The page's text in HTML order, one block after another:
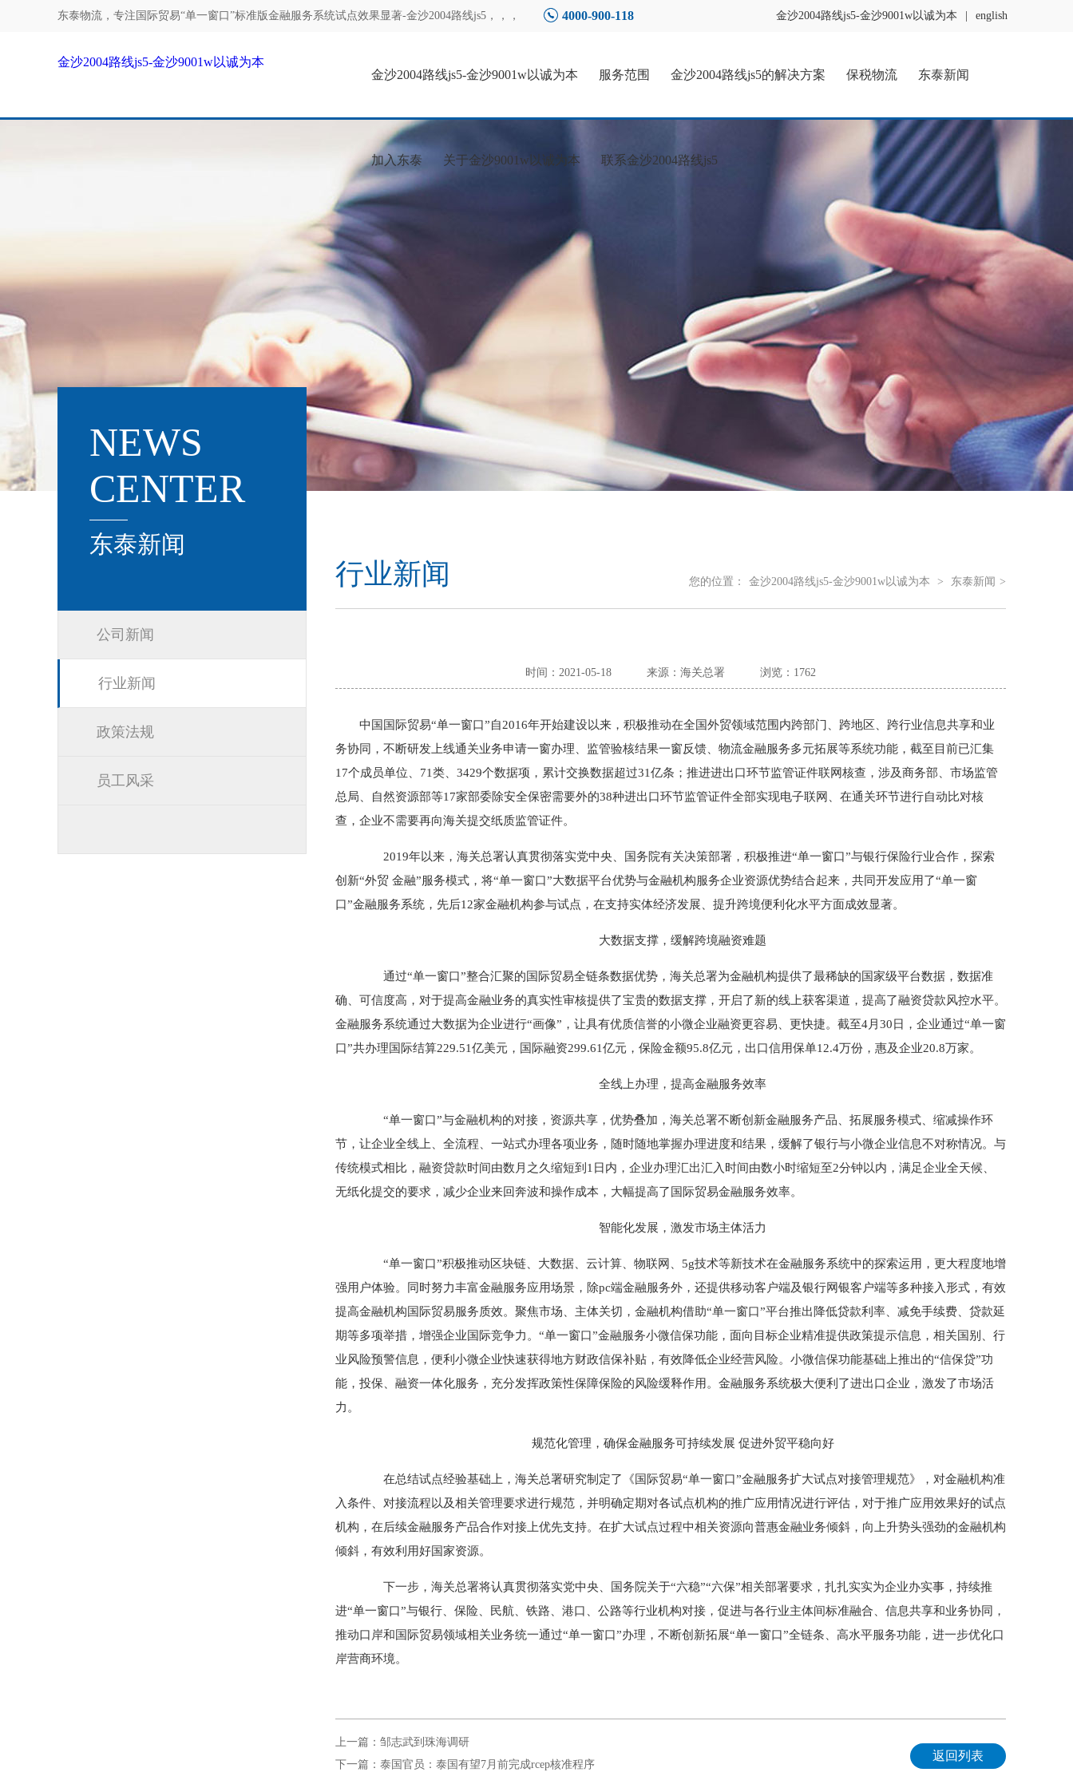
东泰物流，专注 国际贸易“单一窗口”标准版金融服务系统试点效果显著-金沙2004路线js5 ，，， 4000-900-118 金沙2004路线js5-金沙9001w以诚为本 english
金沙2004路线js5-金沙9001w以诚为本
金沙2004路线js5-金沙9001w以诚为本
服务范围 金沙2004路线js5的解决方案 保税物流 东泰新闻
加入东泰 关于金沙9001w以诚为本 联系金沙2004路线js5
NEWS
CENTER
东泰新闻
公司新闻
行业新闻
政策法规
员工风采
行业新闻 您的位置： 金沙2004路线js5-金沙9001w以诚为本 > 东泰新闻 >
时间：2021-05-18 来源：海关总署 浏览：1762
中国国际贸易“单一窗口”自2016年开始建设以来，积极推动在全国外贸领域范围内跨部门、跨地区、跨行业信息共享和业
务协同，不断研发上线通关业务申请一窗办理、监管验核结果一窗反馈、物流金融服务多元拓展等系统功能，截至目前已汇集
17个成员单位、71类、3429个数据项，累计交换数据超过31亿条；推进进出口环节监管证件联网核查，涉及商务部、市场监管
总局、自然资源部等17家部委除安全保密需要外的38种进出口环节监管证件全部实现电子联网、在通关环节进行自动比对核
查，企业不需要再向海关提交纸质监管证件。
2019年以来，海关总署认真贯彻落实党中央、国务院有关决策部署，积极推进“单一窗口”与银行保险行业合作，探索
创新“外贸 金融”服务模式，将“单一窗口”大数据平台优势与金融机构服务企业资源优势结合起来，共同开发应用了“单一窗
口”金融服务系统，先后12家金融机构参与试点，在支持实体经济发展、提升跨境便利化水平方面成效显著。
大数据支撑，缓解跨境融资难题
通过“单一窗口”整合汇聚的国际贸易全链条数据优势，海关总署为金融机构提供了最稀缺的国家级平台数据，数据准
确、可信度高，对于提高金融业务的真实性审核提供了宝贵的数据支撑，开启了新的线上获客渠道，提高了融资贷款风控水平。
金融服务系统通过大数据为企业进行“画像”，让具有优质信誉的小微企业融资更容易、更快捷。截至4月30日，企业通过“单一窗
口”共办理国际结算229.51亿美元，国际融资299.61亿元，保险金额95.8亿元，出口信用保单12.4万份，惠及企业20.8万家。
全线上办理，提高金融服务效率
“单一窗口”与金融机构的对接，资源共享，优势叠加，海关总署不断创新金融服务产品、拓展服务模式、缩减操作环
节，让企业全线上、全流程、一站式办理各项业务，随时随地掌握办理进度和结果，缓解了银行与小微企业信息不对称情况。与
传统模式相比，融资贷款时间由数月之久缩短到1日内，企业办理汇出汇入时间由数小时缩短至2分钟以内，满足企业全天候、
无纸化提交的要求，减少企业来回奔波和操作成本，大幅提高了国际贸易金融服务效率。
智能化发展，激发市场主体活力
“单一窗口”积极推动区块链、大数据、云计算、物联网、5g技术等新技术在金融服务系统中的探索运用，更大程度地增
强用户体验。同时努力丰富金融服务应用场景，除pc端金融服务外，还提供移动客户端及银行网银客户端等多种接入形式，有效
提高金融机构国际贸易服务质效。聚焦市场、主体关切，金融机构借助“单一窗口”平台推出降低贷款利率、减免手续费、贷款延
期等多项举措，增强企业国际竞争力。“单一窗口”金融服务小微信保功能，面向目标企业精准提供政策提示信息，相关国别、行
业风险预警信息，便利小微企业快速获得地方财政信保补贴，有效降低企业经营风险。小微信保功能基础上推出的“信保贷”功
能，投保、融资一体化服务，充分发挥政策性保障保险的风险缓释作用。金融服务系统极大便利了进出口企业，激发了市场活
力。
规范化管理，确保金融服务可持续发展 促进外贸平稳向好
在总结试点经验基础上，海关总署研究制定了《国际贸易“单一窗口”金融服务扩大试点对接管理规范》，对金融机构准
入条件、对接流程以及相关管理要求进行规范，并明确定期对各试点机构的推广应用情况进行评估，对于推广应用效果好的试点
机构，在后续金融服务产品合作对接上优先支持。在扩大试点过程中相关资源向普惠金融业务倾斜，向上升势头强劲的金融机构
倾斜，有效利用好国家资源。
下一步，海关总署将认真贯彻落实党中央、国务院关于“六稳”“六保”相关部署要求，扎扎实实为企业办实事，持续推
进“单一窗口”与银行、保险、民航、铁路、港口、公路等行业机构对接，促进与各行业主体间标准融合、信息共享和业务协同，
推动口岸和国际贸易领域相关业务统一通过“单一窗口”办理，不断创新拓展“单一窗口”全链条、高水平服务功能，进一步优化口
岸营商环境。
上一篇：邹志武到珠海调研
下一篇：泰国官员：泰国有望7月前完成rcep核准程序
返回列表